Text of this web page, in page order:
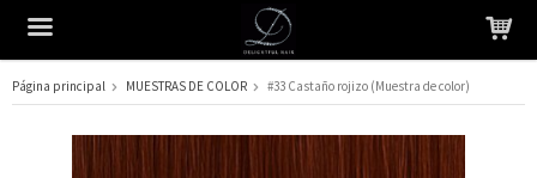
El producto ha sido añadido a su carrito
Página principal MUESTRAS DE COLOR #33 Castaño rojizo (Muestra de color)